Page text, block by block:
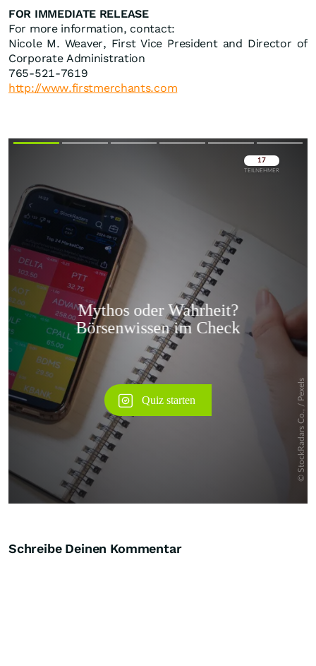
FOR IMMEDIATE RELEASE
For more information, contact:
Nicole M. Weaver, First Vice President and Director of
Corporate Administration
765-521-7619
http://www.firstmerchants.com
Überspringen
Schreibe Deinen Kommentar